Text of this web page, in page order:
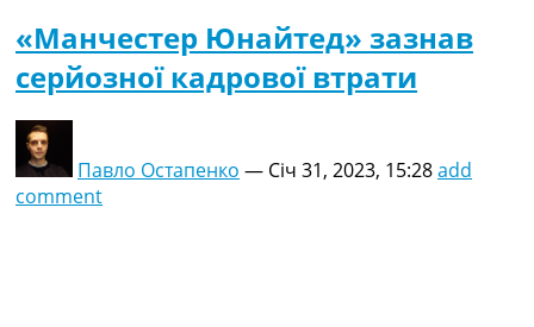
«Манчестер Юнайтед» зазнав
серйозної кадрової втрати
Павло Остапенко — Січ 31, 2023, 15:28add
comment